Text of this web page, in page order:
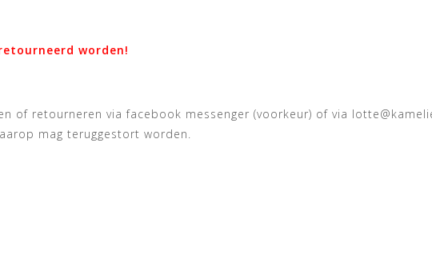
worden!
of retourneren via facebook messenger (voorkeur) of via
mag teruggestort worden.